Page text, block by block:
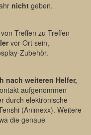
nicht geben.
Treffen zu Treffen
vor Ort sein,
Zubehör.
nach weiteren Helfer,
aufgenommen
durch elektronische
(Animexx). Weitere
die genaue